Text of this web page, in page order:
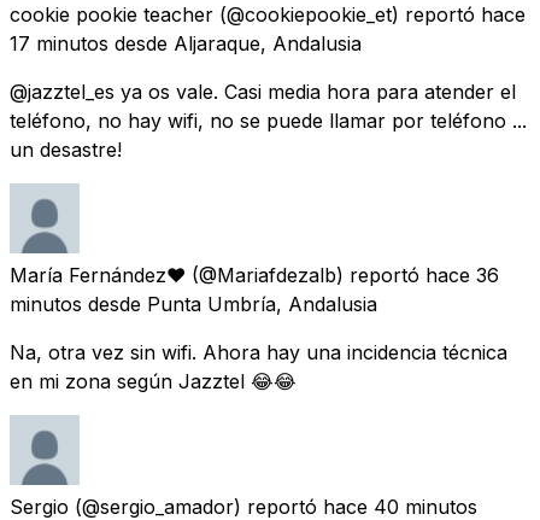
cookie pookie teacher (@cookiepookie_et) reportó hace
17 minutos desde Aljaraque, Andalusia
@jazztel_es ya os vale. Casi media hora para atender el
teléfono, no hay wifi, no se puede llamar por teléfono ...
un desastre!
María Fernández♥ (@Mariafdezalb) reportó hace 36
minutos desde Punta Umbría, Andalusia
Na, otra vez sin wifi. Ahora hay una incidencia técnica
en mi zona según Jazztel 😂😂
Sergio (@sergio_amador) reportó hace 40 minutos